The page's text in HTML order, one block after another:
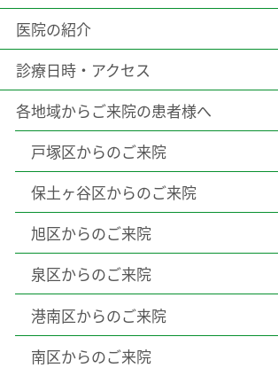
医院の紹介
診療日時・アクセス
各地域からご来院の患者様へ
戸塚区からのご来院
保土ヶ谷区からのご来院
旭区からのご来院
泉区からのご来院
港南区からのご来院
南区からのご来院